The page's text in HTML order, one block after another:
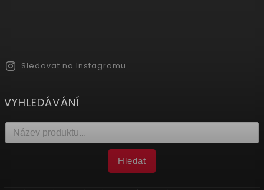
Sledovat na Instagramu
VYHLEDÁVÁNÍ
Hledat